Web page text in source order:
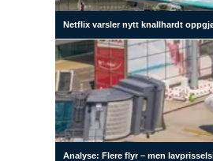
Netflix varsler nytt knallhardt
Analyse: Flere flyr – men